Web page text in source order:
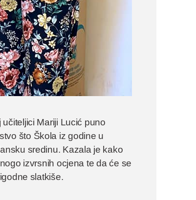
Mariji Lucić puno
što Škola iz godine u
sredinu. Kazala je kako
izvrsnih ocjena te da će se
slatkiše.